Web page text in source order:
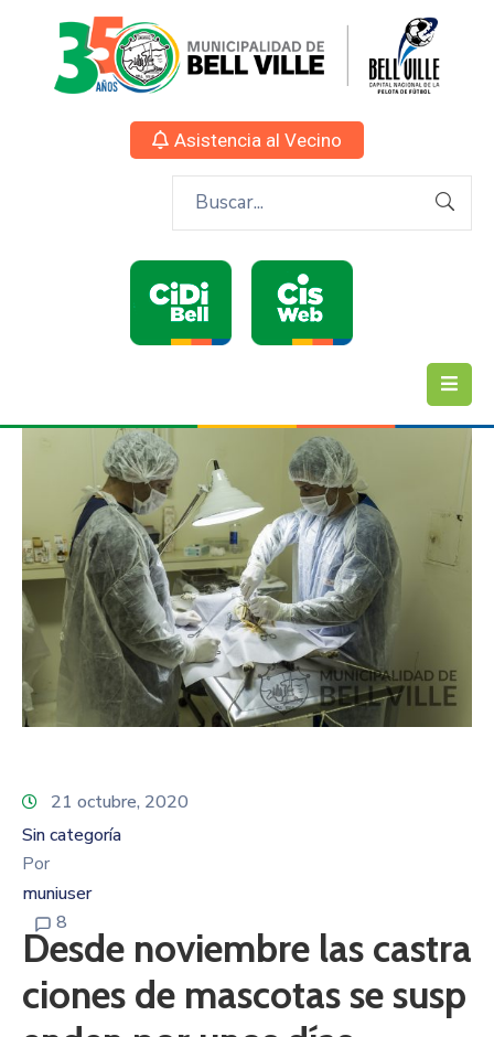
Asistencia al Vecino
21 octubre, 2020
Sin categoría
Por
muniuser
8
Desde noviembre las castra
ciones de mascotas se susp